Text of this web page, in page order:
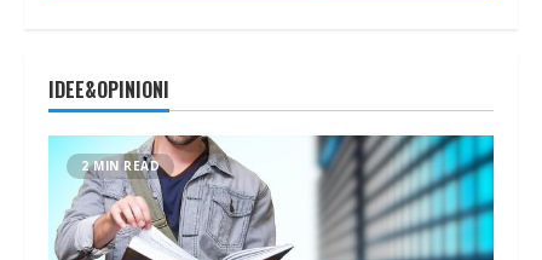
IDEE&OPINIONI
2 MIN READ